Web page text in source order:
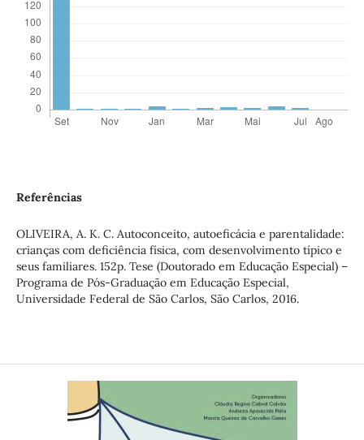
Referências
OLIVEIRA, A. K. C. Autoconceito, autoeficácia e parentalidade:
crianças com deficiência física, com desenvolvimento típico e
seus familiares. 152p. Tese (Doutorado em Educação Especial) –
Programa de Pós-Graduação em Educação Especial,
Universidade Federal de São Carlos, São Carlos, 2016.